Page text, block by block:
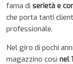
fama diserietà e
che porta tanti
professionale.
Nel giro di pochi
magazzino cosìnel